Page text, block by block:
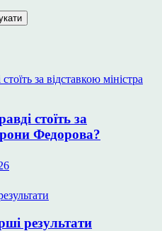
стоїть за
Федорова?
результати